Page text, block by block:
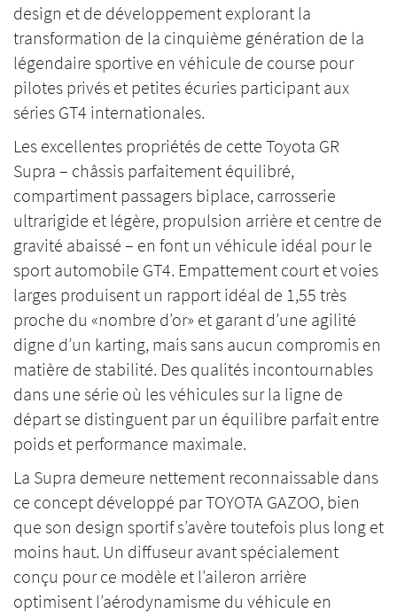
design et de développement explorant la
transformation de la cinquième génération de la
légendaire sportive en véhicule de course pour
pilotes privés et petites écuries participant aux
séries GT4 internationales.
Les excellentes propriétés de cette Toyota GR
Supra – châssis parfaitement équilibré,
compartiment passagers biplace, carrosserie
ultrarigide et légère, propulsion arrière et centre de
gravité abaissé – en font un véhicule idéal pour le
sport automobile GT4. Empattement court et voies
larges produisent un rapport idéal de 1,55 très
proche du «nombre d’or» et garant d’une agilité
digne d’un karting, mais sans aucun compromis en
matière de stabilité. Des qualités incontournables
dans une série où les véhicules sur la ligne de
départ se distinguent par un équilibre parfait entre
poids et performance maximale.
La Supra demeure nettement reconnaissable dans
ce concept développé par TOYOTA GAZOO, bien
que son design sportif s’avère toutefois plus long et
moins haut. Un diffuseur avant spécialement
conçu pour ce modèle et l’aileron arrière
optimisent l’aérodynamisme du véhicule en